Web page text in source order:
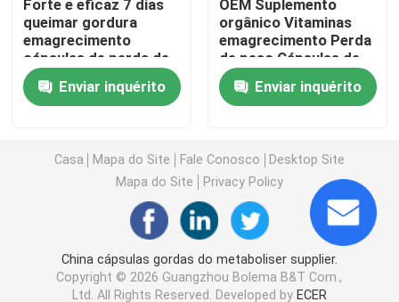
Suplemento erval ao peito
Cápsulas ervais do ganho de peso
Realce fêmea Gummies
Colagênio que clarea a cápsula
Vitamina Gummies da biotina
Forte e eficaz 7 dias
queimar gordura
emagrecimento
cápsulas de perda de
peso
Enviar inquérito
OEM Suplemento
orgânico Vitaminas
emagrecimento Perda
de peso Cápsulas de
vinagre de maçã
Enviar inquérito
Casa Mapa do Site Fale Conosco
Desktop Site
Mapa do Site
Privacy Policy
China cápsulas gordas do metaboliser supplier.
Copyright © 2026 Guangzhou Bolema B&T Com.,
Ltd. All Rights Reserved. Developed by ECER